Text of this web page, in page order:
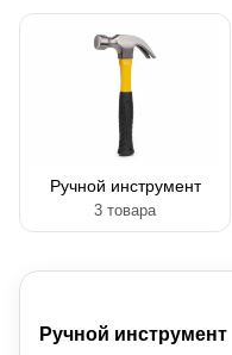
Ручной инструмент
3 товара
Ручной инструмент